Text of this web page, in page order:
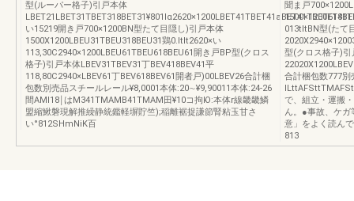
型(ルーパー格子)引戸本体
い15219開き戸700×1200BN型たて目隠し)引戸本体
1500X1200LBEU31TBEU318BEU31鶏0.ltlt2620×い
113,30C2940×1200LBEU61TBEU618BEU61開き戸BP型(クロス
格子)引戸本体LBEV31TBEV31丁BEV418BEV41平
118,80C2940×LBEV61丁BEV618BEV61開者戸)00LBEV26合計梱
包数別売品スチールレール¥8,0001本体:20∼¥9,90011本体:24-26
間AMl18￨はM341TMAMB41TMAM田¥10コ拘Ю:本体r線畿畿鱗
盟縮鰍磐現解推繰静統鑑軽塀貯竺);稲離裾捉謙節腎粘玉甘さ
い°812SHmNiK百
聞ま戸
013tltBN型(たて
型(クロス格子)引
合計梱包数777別
で、組立・運搬
ん。●事故、ケガ
意」をよく読ん
813